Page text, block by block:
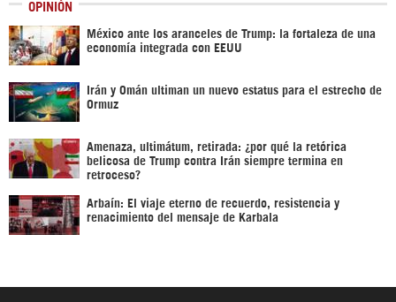
OPINIÓN
México ante los aranceles de Trump: la fortaleza de una
economía integrada con EEUU
Irán y Omán ultiman un nuevo estatus para el estrecho de
Ormuz
Amenaza, ultimátum, retirada: ¿por qué la retórica
belicosa de Trump contra Irán siempre termina en
retroceso?
Arbaín: El viaje eterno de recuerdo, resistencia y
renacimiento del mensaje de Karbala